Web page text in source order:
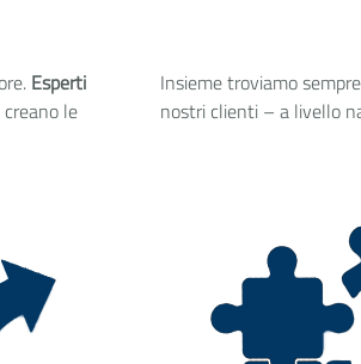
Esperti
creano le
Insieme troviamo
nostri clienti – a livello